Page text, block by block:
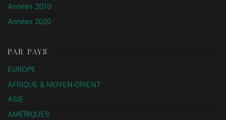
Années 2010
Années 2020
PAR PAYS
EUROPE
AFRIQUE & MOYEN-ORIENT
ASIE
AMÉRIQUES